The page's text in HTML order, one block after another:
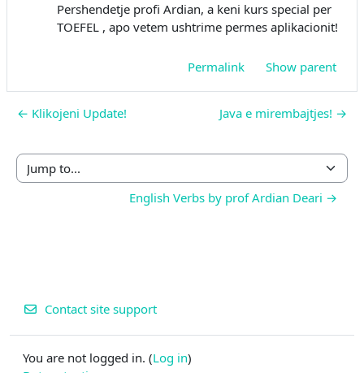
Pershendetje profi Ardian, a keni kurs special per
TOEFEL , apo vetem ushtrime permes aplikacionit!
Permalink Show parent
← Klikojeni Update! Java e mirembajtjes! →
Jump to...
English Verbs by prof Ardian Deari →
Contact site support
You are not logged in. (Log in)